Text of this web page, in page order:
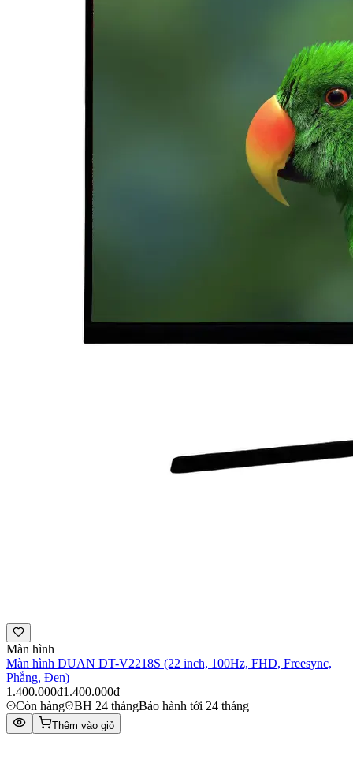
Màn hình
Màn hình DUAN DT-V2218S (22 inch, 100Hz, FHD, Freesync,
Phẳng, Đen)
1.400.000đ1.400.000đ
Còn hàng
BH 24 thángBảo hành tới 24 tháng
Thêm vào giỏ